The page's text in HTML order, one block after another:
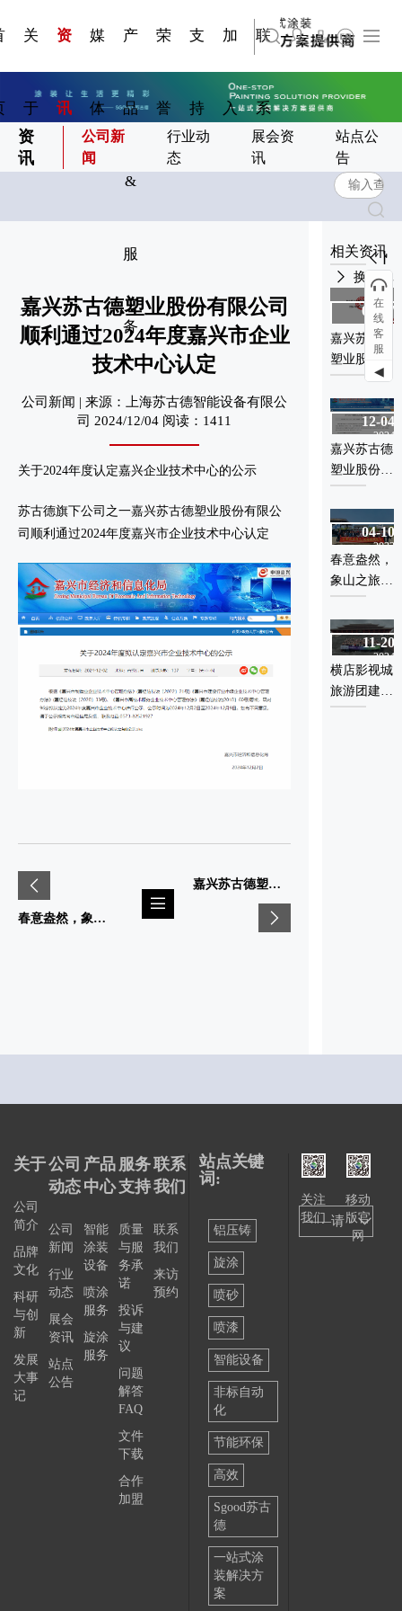
关
于
发展大事记
资
讯
媒
体
产
品
&
服
务
荣
誉
支
持
加
入
联
系
上海苏古德智能设备有限公司
English
资
讯
公司新
闻
行业动
态
展会资
讯
站点公
告
嘉兴苏古德塑业股份有限公司
顺利通过2024年度嘉兴市企业
技术中心认定
公司新闻 | 来源：上海苏古德智能设备有限公
司 2024/12/04 阅读：1411
关于2024年度认定嘉兴企业技术中心的公示
苏古德旗下公司之一嘉兴苏古德塑业股份有限公
司顺利通过2024年度嘉兴市企业技术中心认定
春意盎然，象山之旅——公司春季旅游活动圆满成功
嘉兴苏古德塑业股份有限公司2024社会责任报告
相关资讯
浙江省科学
新产品试制
验收报告
嘉兴苏古德
塑业股份有
限公司第一
轮清洁生产
嘉兴苏古德
塑业股份有
限公司顺利
度浙江省创
01-07
2025
嘉兴苏古德
塑业股份有
限公司2024
社会责任报
告
12-04
2024
嘉兴苏古德
塑业股份有
限公司顺利
通过2024年
度嘉兴市企
业技术中心
认定
04-10
2023
春意盎然，
象山之旅
——公司春
季旅游活动
圆满成功
11-20
2024
横店影视城
旅游团建活
动圆满落
换一批
关于
公司
简介
品牌
文化
科研
与创
新
发展
大事
记
公司
动态
公司
新闻
行业
动态
展会
资讯
站点
公告
产品
中心
智能
涂装
设备
喷涂
服务
旋涂
服务
服务
支持
质量
与服
务承
诺
投诉
与建
议
问题
解答
FAQ
文件
下载
合作
加盟
联系
我们
联系
我们
来访
预约
站点关键
词:
铝压铸
旋涂
喷砂
喷漆
智能设备
非标自动
化
节能环保
高效
Sgood苏古
德
一站式涂
装解决方
案
关注
我们
移动
版官
网
——请
在
线
客
服
◀